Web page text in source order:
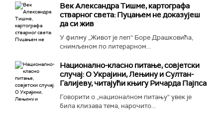
Век Александра Тишме, картографа
стварног света: Пуцањем не доказујеш
да си жив
У филму „Живот је леп“ Боре Драшковића,
снимљеном по литерарном...
Национално-класнo питање, совјетски
случај: О Украјини, Лењину и Султан-
Галијеву, читајући књигу Ричарда Пајпса
Говорити о „националном питању“ увек је
била клизава тема, нарочито...